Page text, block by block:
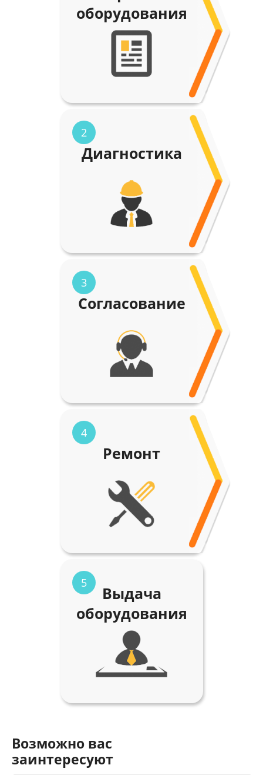
оборудования
2
Диагностика
3
Согласование
4
Ремонт
5
Выдача
оборудования
Возможно вас
заинтересуют